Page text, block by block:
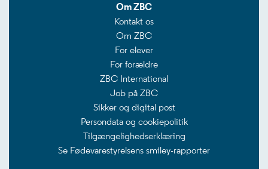
Om ZBC
Kontakt os
Om ZBC
For elever
For forældre
ZBC International
Job på ZBC
Sikker og digital post
Persondata og cookiepolitik
Tilgængelighedserklæring
Se Fødevarestyrelsens smiley-rapporter